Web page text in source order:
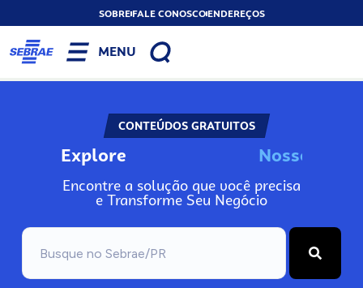
SOBREFALE CONOSCOENDEREÇOS
MENU
CONTEÚDOS GRATUITOS
Explore No
Encontre a solução que você precisa
e Transforme Seu Negócio